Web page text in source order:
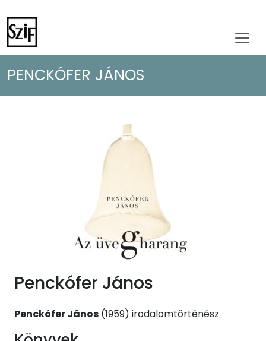
PENCKÓFER JÁNOS
Penckófer János
Penckófer János (1959) irodalomtörténész